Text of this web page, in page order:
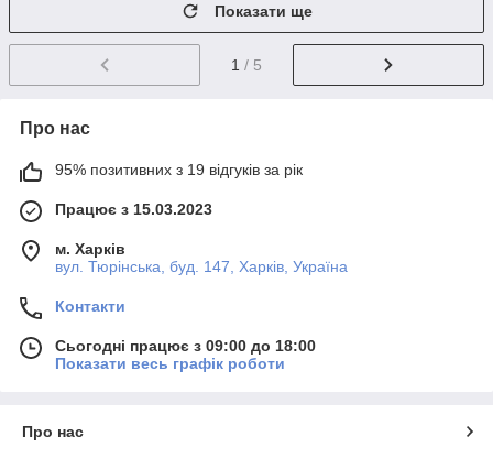
Показати ще
1 / 5
Про нас
95% позитивних з 19 відгуків за рік
Працює з 15.03.2023
м. Харків
вул. Тюрінська, буд. 147, Харків, Україна
Контакти
Сьогодні працює з 09:00 до 18:00
Показати весь графік роботи
Про нас